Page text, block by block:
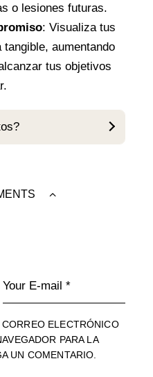
o lesiones futuras.
: Visualiza tus
aumentando
tus objetivos
ELECTRÓNICO
PARA LA
UN COMENTARIO.